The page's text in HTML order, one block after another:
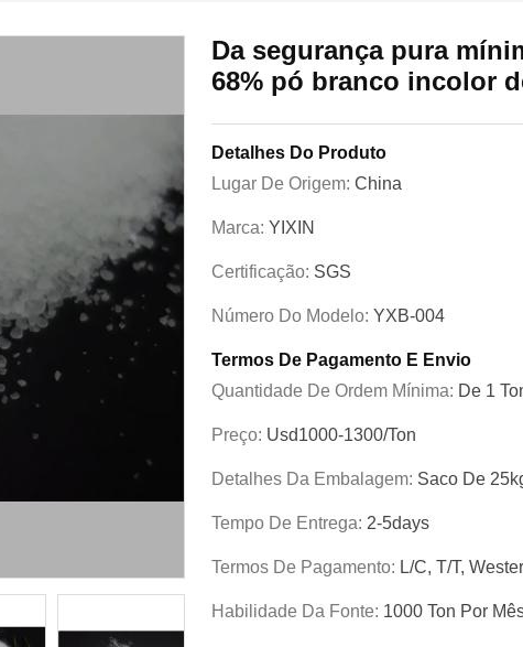
Da segurança pura
68% pó branco incolor
Detalhes Do Produto
Lugar De Origem: China
Marca: YIXIN
Certificação: SGS
Número Do Modelo: YXB-004
Termos De Pagamento E Envio
Quantidade De Ordem Mínima: De 1
Preço: Usd1000-1300/ton
Detalhes Da Embalagem: Saco De
Tempo De Entrega: 2-5days
Termos De Pagamento: L/C, T/T,
Habilidade Da Fonte: 1000 Ton Por